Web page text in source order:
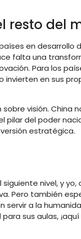
resto del
en
falta una
Para los
invierten en sus
visión. China
del poder
estratégica.
nivel, y
Pero también
a la
sus aulas,